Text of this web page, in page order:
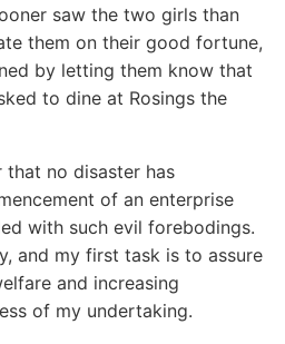
saw the two girls than
them on their good fortune,
by letting them know that
to dine at Rosings the
no disaster has
of an enterprise
with such evil forebodings.
and my first task is to assure
and increasing
of my undertaking.